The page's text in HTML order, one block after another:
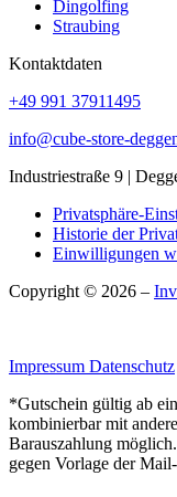
Dingolfing
Straubing
Kontaktdaten
+49 991 37911495
info@cube-store-
Industriestraße 9 |
Privatsphäre-
Historie der
Einwilligungen
Copyright © 2026 –
Impressum Datenschutz
*Gutschein gültig ab
kombinierbar mit
Barauszahlung
gegen Vorlage der